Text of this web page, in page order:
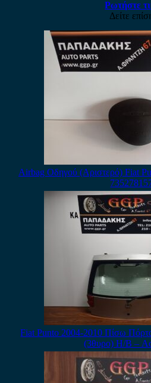
Ρωτήστε
Δείτε
Airbag Οδηγού (Αριστερό) Fiat
Fiat Punto 2004-2010 Πίσω
(3θυρο) H/B –